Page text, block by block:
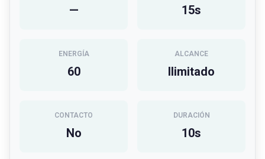
— 15s
ENERGÍA
60
ALCANCE
Ilimitado
CONTACTO
No
DURACIÓN
10s